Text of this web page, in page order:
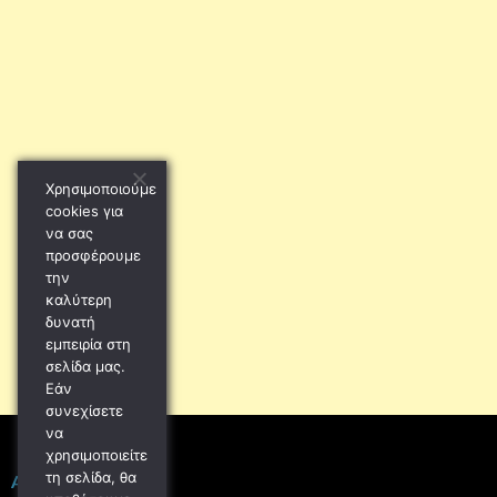
ΑΠΡΊΛΙΟΣ 2022
Χρησιμοποιούμε
cookies για
να σας
προσφέρουμε
την
καλύτερη
δυνατή
εμπειρία στη
σελίδα μας.
Εάν
συνεχίσετε
να
χρησιμοποιείτε
τη σελίδα, θα